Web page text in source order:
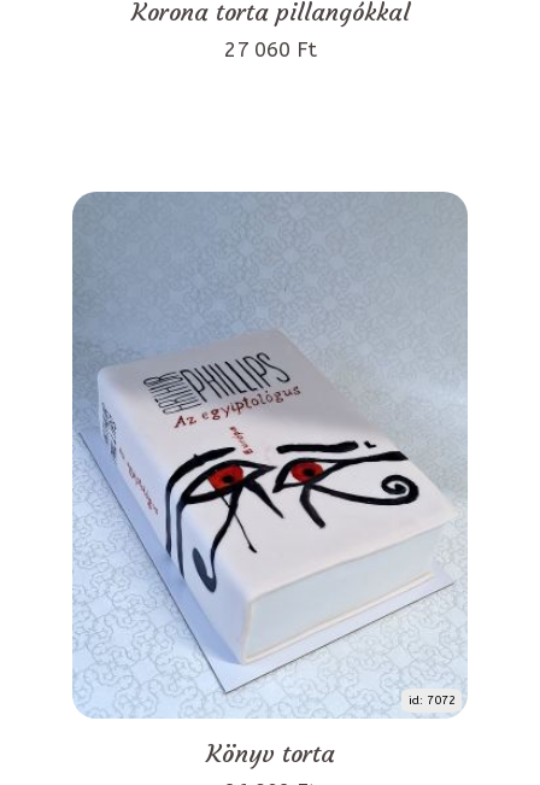
Korona torta pillangókkal
27 060 Ft
id: 7072
Könyv torta